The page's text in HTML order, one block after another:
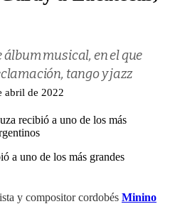
musical, en el que
tango y jazz
abril de 2022
a uno de los más grandes
y compositor cordobés Minino